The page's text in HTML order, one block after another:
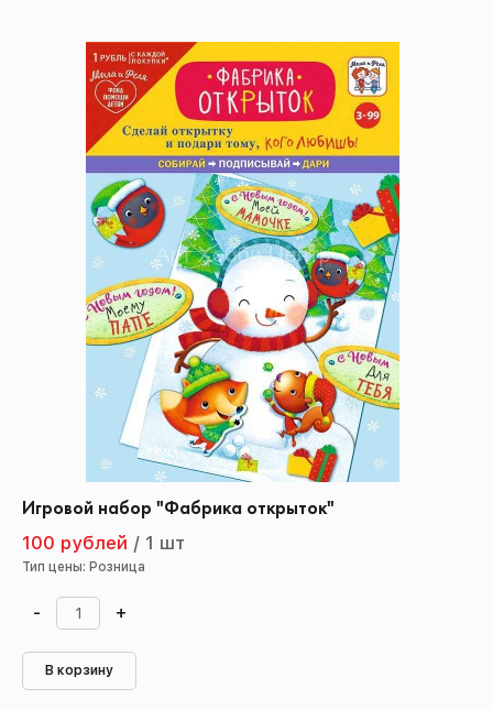
Игровой набор "Фабрика открыток"
100 рублей / 1 шт
Тип цены: Розница
- +
В корзину